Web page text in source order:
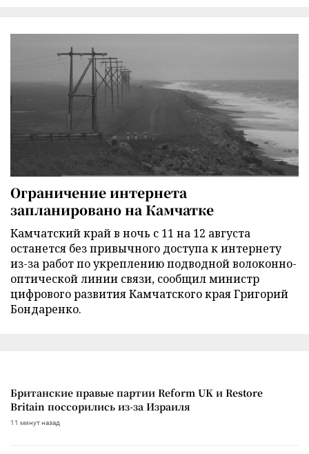
Ограничение интернета
запланировано на Камчатке
Камчатский край в ночь с 11 на 12 августа
останется без привычного доступа к интернету
из-за работ по укреплению подводной волоконно-
оптической линии связи, сообщил министр
цифрового развития Камчатского края Григорий
Бондаренко.
Британские правые партии Reform UK и Restore
Britain поссорились из-за Израиля
11 минут назад